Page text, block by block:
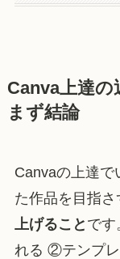
Canva上達の
まず結論
Canvaの上達で
た作品を目指さ
上げること で
れる ②テンプ